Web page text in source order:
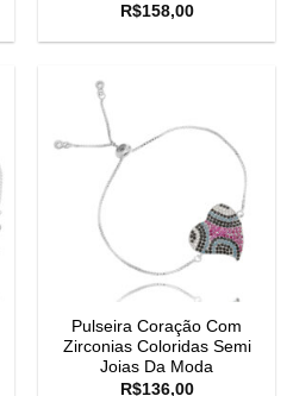
R$158,00
Pulseira Coração Com
Zirconias Coloridas Semi
Joias Da Moda
R$136,00